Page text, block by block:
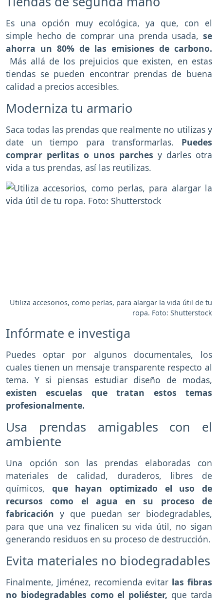
Es una opción muy ecológica, ya que, con el
simple hecho de comprar una prenda usada, se
ahorra un 80% de las emisiones de carbono.
Más allá de los prejuicios que existen, en estas
tiendas se pueden encontrar prendas de buena
calidad a precios accesibles.
Moderniza tu armario
Saca todas las prendas que realmente no utilizas y
date un tiempo para transformarlas. Puedes
comprar perlitas o unos parches y darles otra
vida a tus prendas, así las reutilizas.
Utiliza accesorios, como perlas, para alargar la vida útil de tu
ropa. Foto: Shutterstock
Infórmate e investiga
Puedes optar por algunos documentales, los
cuales tienen un mensaje transparente respecto al
tema. Y si piensas estudiar diseño de modas,
existen escuelas que tratan estos temas
profesionalmente.
Usa prendas amigables con el
ambiente
Una opción son las prendas elaboradas con
materiales de calidad, duraderos, libres de
químicos, que hayan optimizado el uso de
recursos como el agua en su proceso de
fabricación y que puedan ser biodegradables,
para que una vez finalicen su vida útil, no sigan
generando residuos en su proceso de destrucción.
Evita materiales no biodegradables
Finalmente, Jiménez, recomienda evitar las fibras
no biodegradables como el poliéster, que tarda